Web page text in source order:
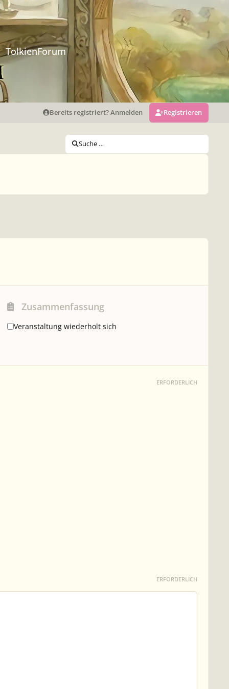
TolkienForum
Bereits registriert? Anmelden Registrieren
Suche …
Zusammenfassung
Veranstaltung wiederholt sich
ERFORDERLICH
ERFORDERLICH